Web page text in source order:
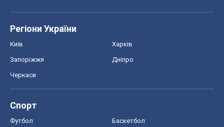
Регіони України
Київ Харків
Запоріжжя Дніпро
Черкаси
Спорт
Футбол Баскетбол